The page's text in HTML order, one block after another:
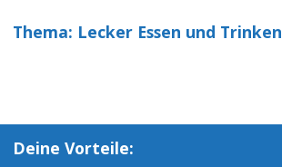
Thema: Lecker Essen und Trinken
Deine Vorteile: